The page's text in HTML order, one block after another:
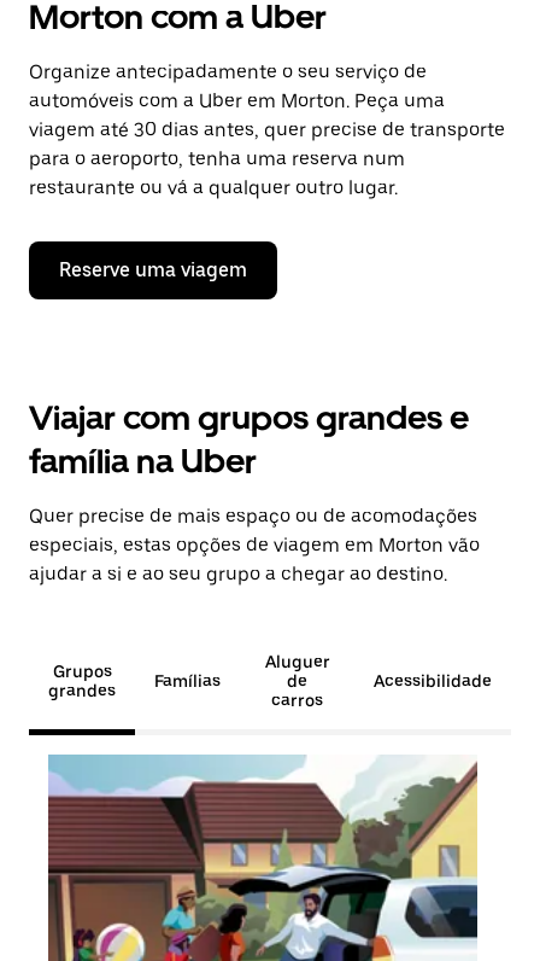
Morton com a Uber
Organize antecipadamente o seu serviço de
automóveis com a Uber em Morton. Peça uma
viagem até 30 dias antes, quer precise de transporte
para o aeroporto, tenha uma reserva num
restaurante ou vá a qualquer outro lugar.
Reserve uma viagem
Viajar com grupos grandes e
família na Uber
Quer precise de mais espaço ou de acomodações
especiais, estas opções de viagem em Morton vão
ajudar a si e ao seu grupo a chegar ao destino.
Grupos
grandes
Famílias
Aluguer
de
carros
Acessibilidade